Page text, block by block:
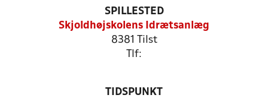
SPILLESTED
Skjoldhøjskolens Idrætsanlæg
8381 Tilst
Tlf:
TIDSPUNKT